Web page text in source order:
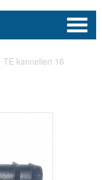
TE kanneliert 16